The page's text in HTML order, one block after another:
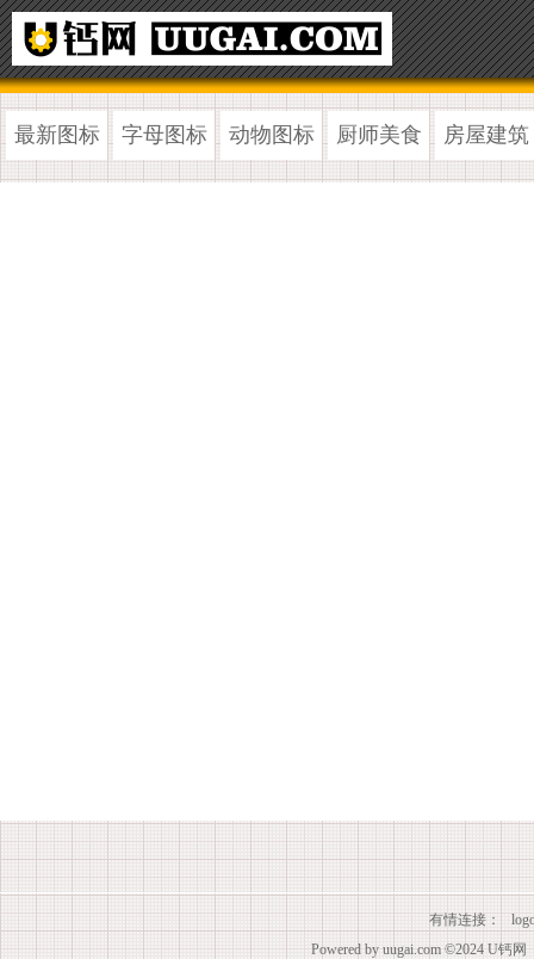
最新图标 字母图标 动物图标 厨师美食 房屋建筑
有情连接：
Powered by uugai.com ©2024 U钙网